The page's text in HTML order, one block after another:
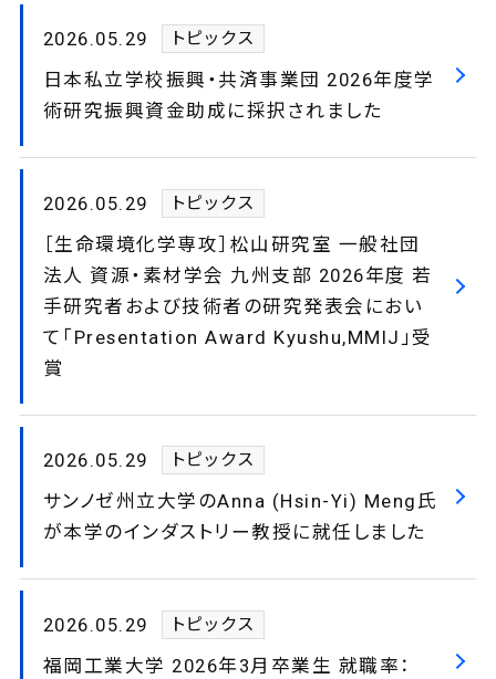
2026.05.29 トピックス
日本私立学校振興・共済事業団 2026年度学
術研究振興資金助成に採択されました
2026.05.29 トピックス
［生命環境化学専攻］松山研究室 一般社団
法人 資源・素材学会 九州支部 2026年度 若
手研究者および技術者の研究発表会におい
て「Presentation Award Kyushu,MMIJ」受
賞
2026.05.29 トピックス
サンノゼ州立大学のAnna (Hsin-Yi) Meng氏
が本学のインダストリー教授に就任しました
2026.05.29 トピックス
福岡工業大学 2026年3月卒業生 就職率：